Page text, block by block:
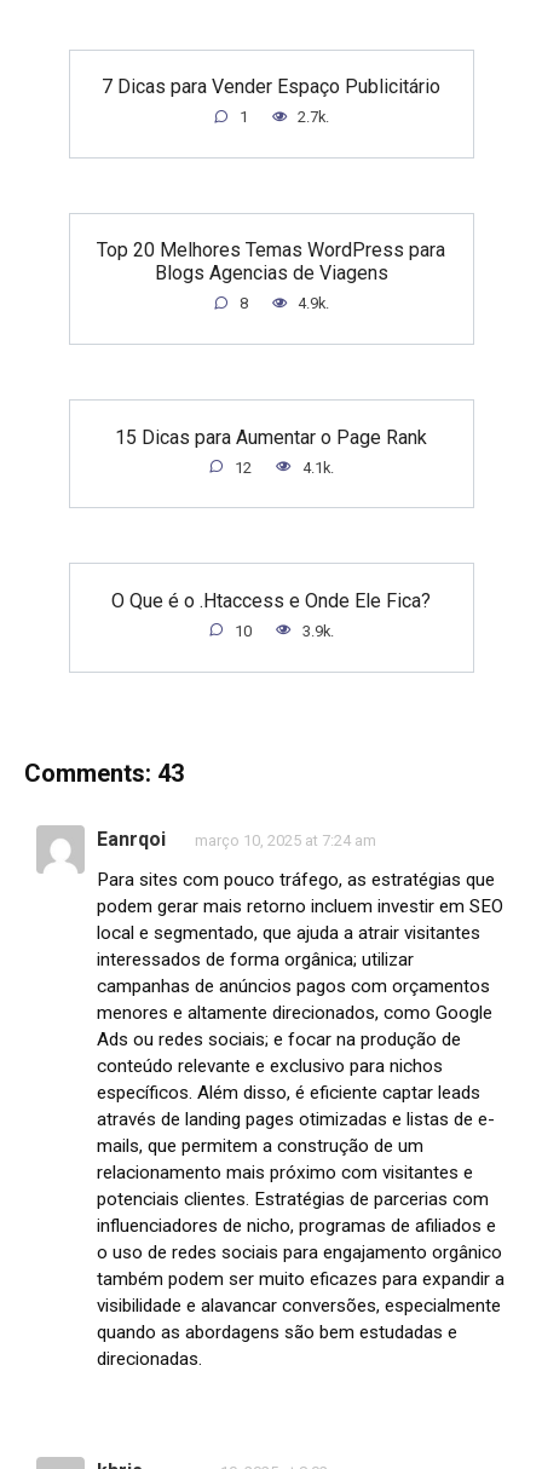
7 Dicas para Vender Espaço Publicitário
1 2.7k.
Top 20 Melhores Temas WordPress para
Blogs Agencias de Viagens
8 4.9k.
15 Dicas para Aumentar o Page Rank
12 4.1k.
O Que é o .Htaccess e Onde Ele Fica?
10 3.9k.
Comments: 43
Eanrqoi março 10, 2025 at 7:24 am
Para sites com pouco tráfego, as estratégias que
podem gerar mais retorno incluem investir em SEO
local e segmentado, que ajuda a atrair visitantes
interessados de forma orgânica; utilizar
campanhas de anúncios pagos com orçamentos
menores e altamente direcionados, como Google
Ads ou redes sociais; e focar na produção de
conteúdo relevante e exclusivo para nichos
específicos. Além disso, é eficiente captar leads
através de landing pages otimizadas e listas de e-
mails, que permitem a construção de um
relacionamento mais próximo com visitantes e
potenciais clientes. Estratégias de parcerias com
influenciadores de nicho, programas de afiliados e
o uso de redes sociais para engajamento orgânico
também podem ser muito eficazes para expandir a
visibilidade e alavancar conversões, especialmente
quando as abordagens são bem estudadas e
direcionadas.